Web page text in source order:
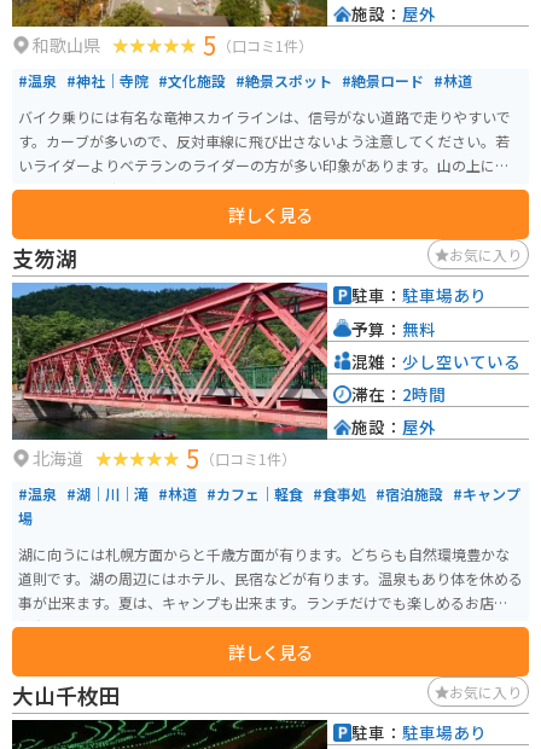
和歌山県 5 （口コミ1件）
#温泉 #神社｜寺院 #文化施設 #絶景スポット #絶景ロード #林道
バイク乗りには有名な竜神スカイラインは、信号がない道路で走りやすいで
す。カーブが多いので、反対車線に飛び出さないよう注意してください。若
いライダーよりベテランのライダーの方が多い印象があります。山の上にな
るので、夏は涼しく冬は寒いです。
詳しく見る
施設： 屋外
支笏湖 お気に入り
北海道 5 （口コミ1件）
#温泉 #湖｜川｜滝 #林道 #カフェ｜軽食 #食事処 #宿泊施設 #キャンプ
場
湖に向うには札幌方面からと千歳方面が有ります。どちらも自然環境豊かな
道則です。湖の周辺にはホテル、民宿などが有ります。温泉もあり体を休める
事が出来ます。夏は、キャンプも出来ます。ランチだけでも楽しめるお店が数
軒有ります。
詳しく見る
駐車： 駐車場あり
予算： 無料
混雑： 少し空いている
滞在： 2時間
施設： 屋外
大山千枚田 お気に入り
駐車： 駐車場あり